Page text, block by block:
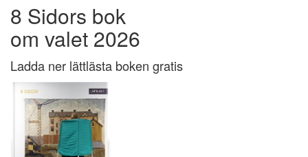
8 Sidors bok
om valet 2026
Ladda ner lättlästa boken gratis